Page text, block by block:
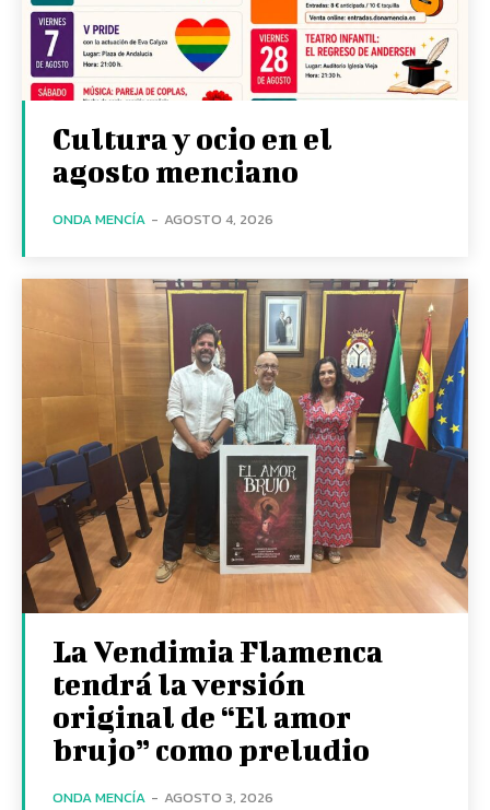
Cultura y ocio en el
agosto menciano
ONDA MENCÍA - AGOSTO 4, 2026
La Vendimia Flamenca
tendrá la versión
original de “El amor
brujo” como preludio
ONDA MENCÍA - AGOSTO 3, 2026